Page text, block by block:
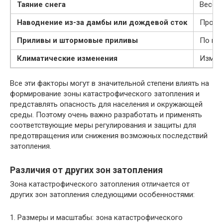
Таяние снега
Наводнение из-за дамбы или дождевой сток
Приливы и штормовые приливы
По
Климатические изменения
Все эти факторы могут в значительной степени влиять на
формирование зоны катастрофического затопления и
представлять опасность для населения и окружающей
среды. Поэтому очень важно разработать и применять
соответствующие меры регулирования и защиты для
предотвращения или снижения возможных последствий
затопления.
Различия от других зон затопления
Зона катастрофического затопления отличается от
других зон затопления следующими особенностями:
1. Размеры и масштабы: зона катастрофического